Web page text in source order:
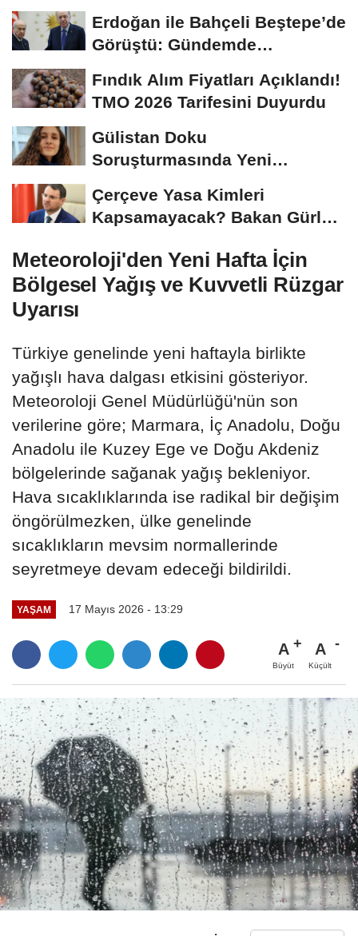
Erdoğan ile Bahçeli Beştepe’de
Görüştü: Gündemde
Fındık Alım Fiyatları Açıklandı!
TMO 2026 Tarifesini Duyurdu
Gülistan Doku
Soruşturmasında Yeni
Çerçeve Yasa Kimleri
Kapsamayacak? Bakan Gürlek
Meteoroloji'den Yeni Hafta İçin
Bölgesel Yağış ve Kuvvetli Rüzgar
Uyarısı
Türkiye genelinde yeni haftayla birlikte
yağışlı hava dalgası etkisini gösteriyor.
Meteoroloji Genel Müdürlüğü'nün son
verilerine göre; Marmara, İç Anadolu, Doğu
Anadolu ile Kuzey Ege ve Doğu Akdeniz
bölgelerinde sağanak yağış bekleniyor.
Hava sıcaklıklarında ise radikal bir değişim
öngörülmezken, ülke genelinde
sıcaklıkların mevsim normallerinde
seyretmeye devam edeceği bildirildi.
YAŞAM 17 Mayıs 2026 - 13:29
A
Büyüt
A
Küçült